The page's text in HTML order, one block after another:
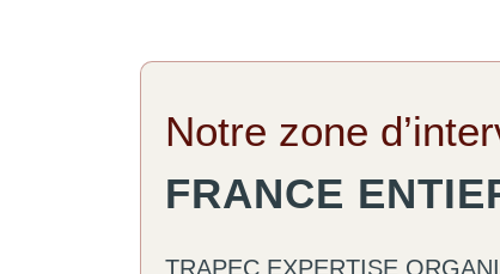
Notre zone
FRANCE
TRAPEC EXPERTISE